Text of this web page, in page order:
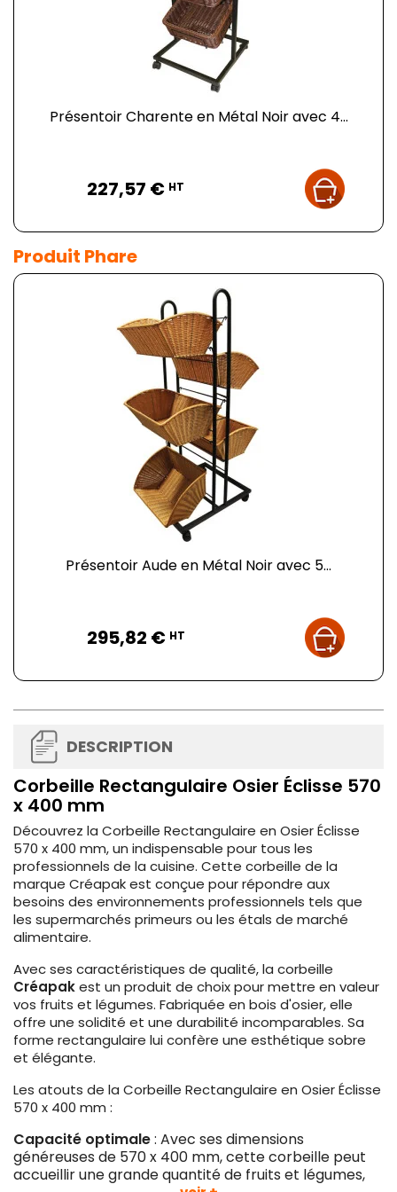
Présentoir Charente en Métal Noir avec 4...
227,57 € HT
Produit Phare
Présentoir Aude en Métal Noir avec 5...
295,82 € HT
DESCRIPTION
Corbeille Rectangulaire Osier Éclisse 570
x 400 mm
Découvrez la Corbeille Rectangulaire en Osier Éclisse
570 x 400 mm, un indispensable pour tous les
professionnels de la cuisine. Cette corbeille de la
marque Créapak est conçue pour répondre aux
besoins des environnements professionnels tels que
les supermarchés primeurs ou les étals de marché
alimentaire.
Avec ses caractéristiques de qualité, la corbeille
Créapakest un produit de choix pour mettre en valeur
vos fruits et légumes. Fabriquée en bois d'osier, elle
offre une solidité et une durabilité incomparables. Sa
forme rectangulaire lui confère une esthétique sobre
et élégante.
Les atouts de la Corbeille Rectangulaire en Osier Éclisse
570 x 400 mm :
Capacité optimale: Avec ses dimensions
généreuses de 570 x 400 mm, cette corbeille peut
accueillir une grande quantité de fruits et légumes,